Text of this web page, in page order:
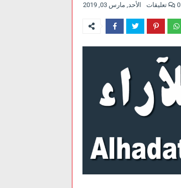
الأحد, مارس 03, 2019 0 تعليقات